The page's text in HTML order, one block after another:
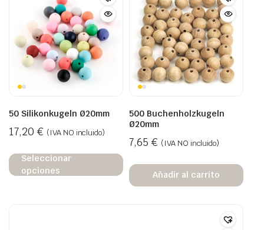
50 Silikonkugeln Ø20mm
17,20 € (IVA NO incluido)
Seleccionar
opciones
500 Buchenholzkugeln
Ø20mm
7,65 € (IVA NO incluido)
Añadir al carrito